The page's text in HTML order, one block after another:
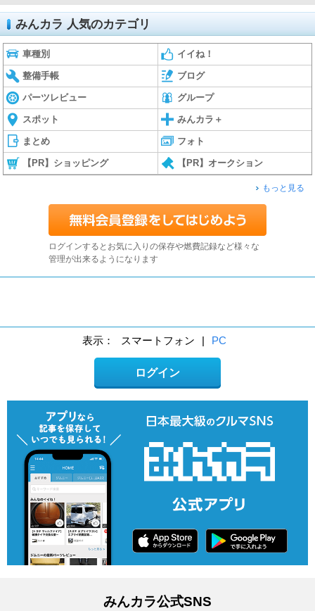
みんカラ 人気のカテゴリ
車種別 イイね！
整備手帳 ブログ
パーツレビュー グループ
スポット みんカラ＋
まとめ フォト
【PR】ショッピング 【PR】オークション
もっと見る
ログインするとお気に入りの保存や燃費記録など様々な
管理が出来るようになります
表示： スマートフォン | PC
ログイン
みんカラ公式SNS